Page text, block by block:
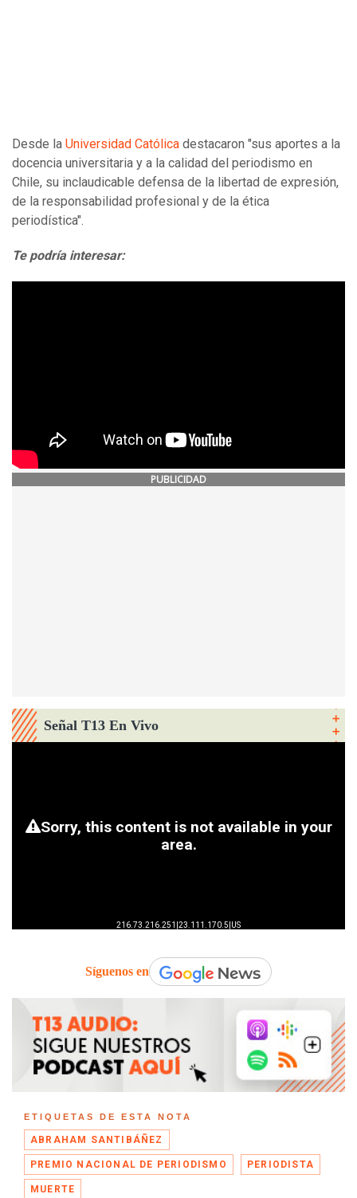
Desde la Universidad Católica destacaron "sus aportes a la
docencia universitaria y a la calidad del periodismo en
Chile, su inclaudicable defensa de la libertad de expresión,
de la responsabilidad profesional y de la ética
periodística".
Te podría interesar:
PUBLICIDAD
Señal T13 En Vivo
Síguenos en
ETIQUETAS DE ESTA NOTA
ABRAHAM SANTIBÁÑEZ
PREMIO NACIONAL DE PERIODISMO PERIODISTA
MUERTE